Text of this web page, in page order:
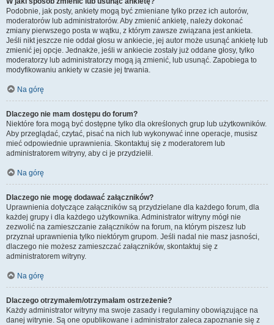
Podobnie, jak posty, ankiety mogą być zmieniane tylko przez ich autorów,
moderatorów lub administratorów. Aby zmienić ankietę, należy dokonać
zmiany pierwszego posta w wątku, z którym zawsze związana jest ankieta.
Jeśli nikt jeszcze nie oddał głosu w ankiecie, jej autor może usunąć ankietę lub
zmienić jej opcje. Jednakże, jeśli w ankiecie zostały już oddane głosy, tylko
moderatorzy lub administratorzy mogą ją zmienić, lub usunąć. Zapobiega to
modyfikowaniu ankiety w czasie jej trwania.
Na górę
Dlaczego nie mam dostępu do forum?
Niektóre fora mogą być dostępne tylko dla określonych grup lub użytkowników.
Aby przeglądać, czytać, pisać na nich lub wykonywać inne operacje, musisz
mieć odpowiednie uprawnienia. Skontaktuj się z moderatorem lub
administratorem witryny, aby ci je przydzielił.
Na górę
Dlaczego nie mogę dodawać załączników?
Uprawnienia dotyczące załączników są przydzielane dla każdego forum, dla
każdej grupy i dla każdego użytkownika. Administrator witryny mógł nie
zezwolić na zamieszczanie załączników na forum, na którym piszesz lub
przyznał uprawnienia tylko niektórym grupom. Jeśli nadal nie masz jasności,
dlaczego nie możesz zamieszczać załączników, skontaktuj się z
administratorem witryny.
Na górę
Dlaczego otrzymałem/otrzymałam ostrzeżenie?
Każdy administrator witryny ma swoje zasady i regulaminy obowiązujące na
danej witrynie. Są one opublikowane i administrator zaleca zapoznanie się z